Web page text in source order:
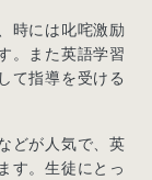
時には叱咤激励
。また英語学習
て指導を受ける
どが人気で、英
す。生徒にとっ